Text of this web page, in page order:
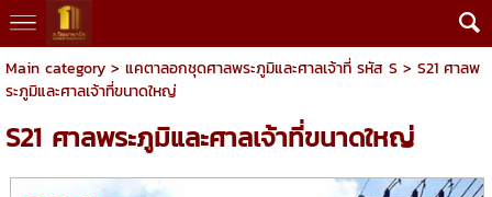
Main category> แคตาลอกชุดศาลพระภูมิและศาลเจ้าที่ รหัส S> S21 ศาลพ
ระภูมิและศาลเจ้าที่ขนาดใหญ่
S21 ศาลพระภูมิและศาลเจ้าที่ขนาดใหญ่